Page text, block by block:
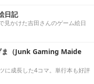
日記
見かけた吉田さんのゲーム絵日
ま（Junk Gaming Maide
に成長した4コマ。単行本も好評